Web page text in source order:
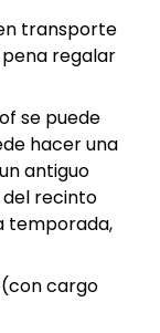
transporte
regalar
se puede
hacer una
antiguo
del recinto
temporada,
(con cargo